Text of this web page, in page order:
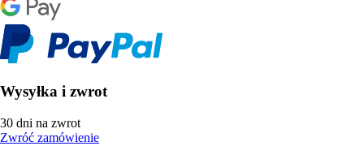
Wysyłka i zwrot
30 dni na zwrot
Zwróć zamówienie